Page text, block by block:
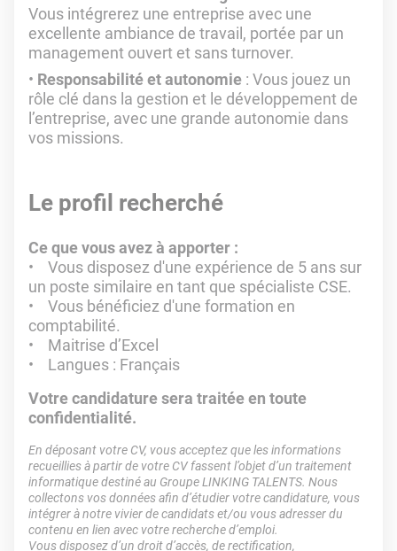
Vous intégrerez une entreprise avec une
excellente ambiance de travail, portée par un
management ouvert et sans turnover.
Responsabilité et autonomie : Vous jouez un
rôle clé dans la gestion et le développement de
l’entreprise, avec une grande autonomie dans
vos missions.
Le profil recherché
Ce que vous avez à apporter :
• Vous disposez d'une expérience de 5 ans sur
un poste similaire en tant que spécialiste CSE.
• Vous bénéficiez d'une formation en
comptabilité.
• Maitrise d’Excel
• Langues : Français
Votre candidature sera traitée en toute
confidentialité.
En déposant votre CV, vous acceptez que les informations
recueillies à partir de votre CV fassent l’objet d’un traitement
informatique destiné au Groupe LINKING TALENTS. Nous
collectons vos données afin d’étudier votre candidature, vous
intégrer à notre vivier de candidats et/ou vous adresser du
contenu en lien avec votre recherche d’emploi.
Vous disposez d’un droit d’accès, de rectification,